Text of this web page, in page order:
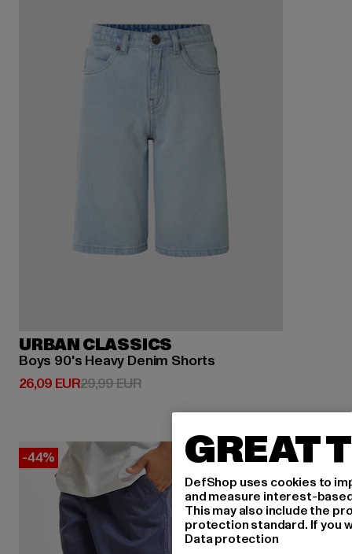
URBAN CLASSICS
Boys 90's Heavy Denim Shorts
26,09 EUR
Derzeitiger Preis: 26,09 EUR
29,99 EURAktionspreis: 29,99 EUR
-44% GREAT
DefShop uses cookies to
and measure interest-
This may also include the
protection standard. If you
Data protection